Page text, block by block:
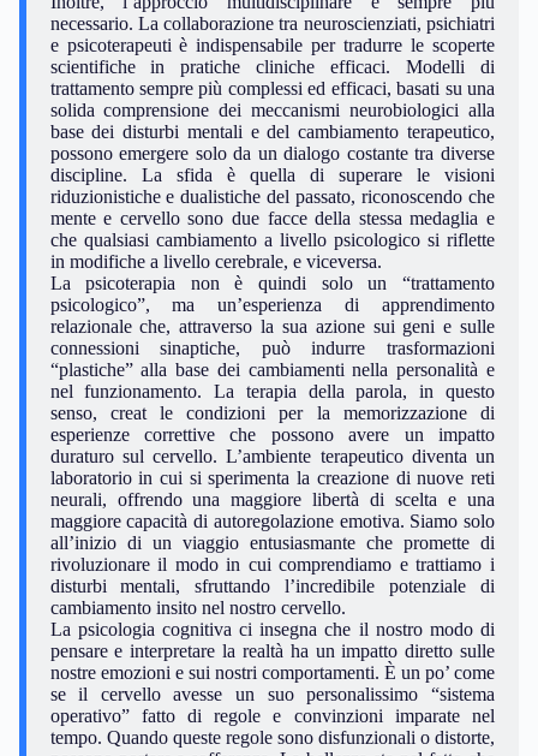
necessario. La collaborazione tra neuroscienziati, psichiatri
e psicoterapeuti è indispensabile per tradurre le scoperte
scientifiche in pratiche cliniche efficaci. Modelli di
trattamento sempre più complessi ed efficaci, basati su una
solida comprensione dei meccanismi neurobiologici alla
base dei disturbi mentali e del cambiamento terapeutico,
possono emergere solo da un dialogo costante tra diverse
discipline. La sfida è quella di superare le visioni
riduzionistiche e dualistiche del passato, riconoscendo che
mente e cervello sono due facce della stessa medaglia e
che qualsiasi cambiamento a livello psicologico si riflette
in modifiche a livello cerebrale, e viceversa.
La psicoterapia non è quindi solo un “trattamento
psicologico”, ma un’esperienza di apprendimento
relazionale che, attraverso la sua azione sui geni e sulle
connessioni sinaptiche, può indurre trasformazioni
“plastiche” alla base dei cambiamenti nella personalità e
nel funzionamento. La terapia della parola, in questo
senso, creat le condizioni per la memorizzazione di
esperienze correttive che possono avere un impatto
duraturo sul cervello. L’ambiente terapeutico diventa un
laboratorio in cui si sperimenta la creazione di nuove reti
neurali, offrendo una maggiore libertà di scelta e una
maggiore capacità di autoregolazione emotiva. Siamo solo
all’inizio di un viaggio entusiasmante che promette di
rivoluzionare il modo in cui comprendiamo e trattiamo i
disturbi mentali, sfruttando l’incredibile potenziale di
cambiamento insito nel nostro cervello.
La psicologia cognitiva ci insegna che il nostro modo di
pensare e interpretare la realtà ha un impatto diretto sulle
nostre emozioni e sui nostri comportamenti. È un po’ come
se il cervello avesse un suo personalissimo “sistema
operativo” fatto di regole e convinzioni imparate nel
tempo. Quando queste regole sono disfunzionali o distorte,